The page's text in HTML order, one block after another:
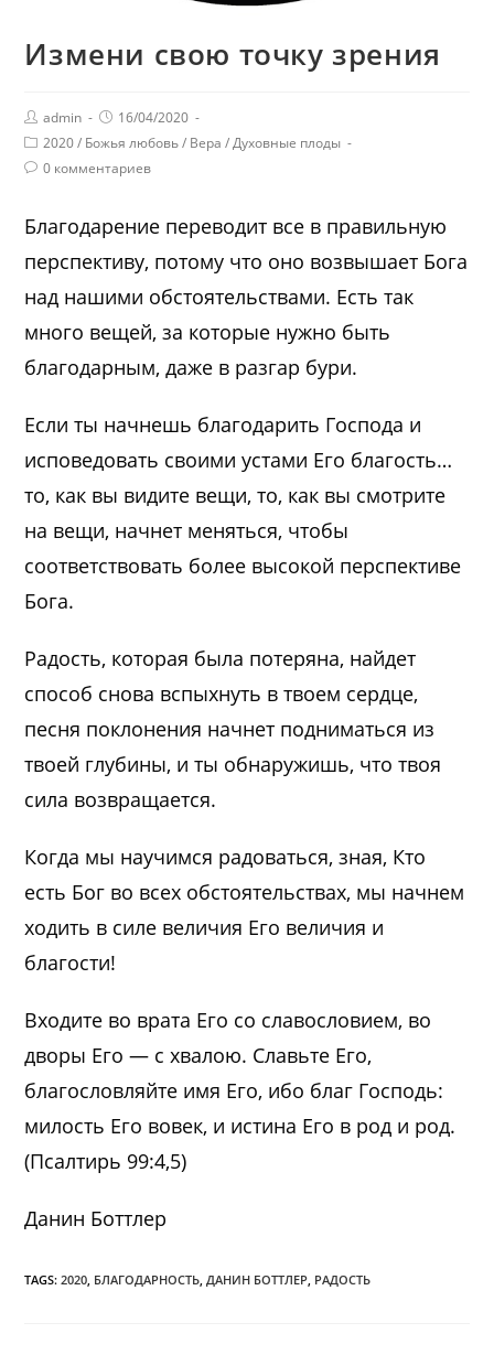
Измени свою точку зрения
admin
16/04/2020
2020 / Божья любовь / Вера / Духовные плоды
0 комментариев
Благодарение переводит все в правильную
перспективу, потому что оно возвышает Бога
над нашими обстоятельствами. Есть так
много вещей, за которые нужно быть
благодарным, даже в разгар бури.
Если ты начнешь благодарить Господа и
исповедовать своими устами Его благость…
то, как вы видите вещи, то, как вы смотрите
на вещи, начнет меняться, чтобы
соответствовать более высокой перспективе
Бога.
Радость, которая была потеряна, найдет
способ снова вспыхнуть в твоем сердце,
песня поклонения начнет подниматься из
твоей глубины, и ты обнаружишь, что твоя
сила возвращается.
Когда мы научимся радоваться, зная, Кто
есть Бог во всех обстоятельствах, мы начнем
ходить в силе величия Его величия и
благости!
Входите во врата Его со славословием, во
дворы Его — с хвалою. Славьте Его,
благословляйте имя Его, ибо благ Господь:
милость Его вовек, и истина Его в род и род.
(Псалтирь 99:4,5)
Данин Боттлер
TAGS:2020, БЛАГОДАРНОСТЬ, ДАНИН БОТТЛЕР, РАДОСТЬ